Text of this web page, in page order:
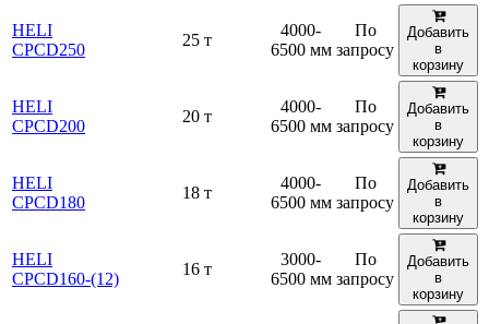
HELI
CPCD250
25 т
4000-
6500 мм
По
запросу
Добавить
в
корзину
HELI
CPCD200
20 т
4000-
6500 мм
По
запросу
Добавить
в
корзину
HELI
CPCD180
18 т
4000-
6500 мм
По
запросу
Добавить
в
корзину
HELI
CPCD160-(12)
16 т
3000-
6500 мм
По
запросу
Добавить
в
корзину